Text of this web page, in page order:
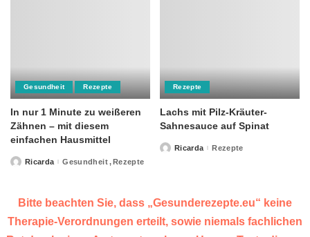
Gesundheit Rezepte
In nur 1 Minute zu weißeren
Zähnen – mit diesem
einfachen Hausmittel
PostedRicarda Gesundheit Rezepte
Rezepte
Lachs mit Pilz-Kräuter-
Sahnesauce auf Spinat
PostedRicarda Rezepte
Bitte beachten Sie, dass „Gesunderezepte.eu“ keine
Therapie-Verordnungen erteilt, sowie niemals fachlichen